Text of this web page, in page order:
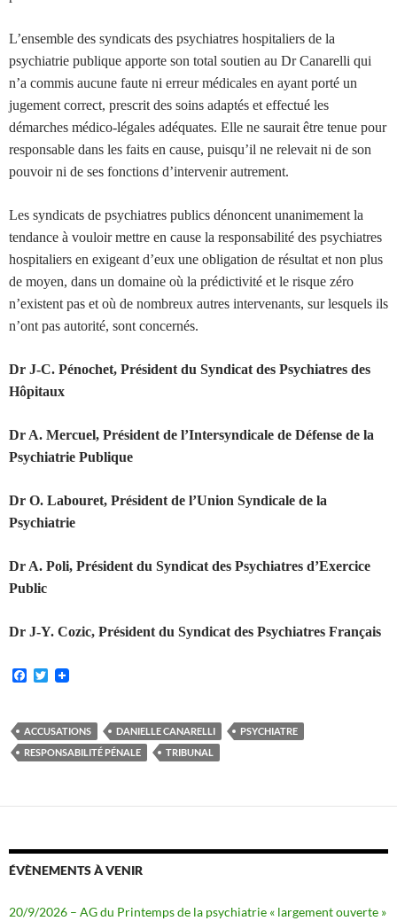
L’ensemble des syndicats des psychiatres hospitaliers de la
psychiatrie publique apporte son total soutien au Dr Canarelli qui
n’a commis aucune faute ni erreur médicales en ayant porté un
jugement correct, prescrit des soins adaptés et effectué les
démarches médico-légales adéquates. Elle ne saurait être tenue pour
responsable dans les faits en cause, puisqu’il ne relevait ni de son
pouvoir ni de ses fonctions d’intervenir autrement.
Les syndicats de psychiatres publics dénoncent unanimement la
tendance à vouloir mettre en cause la responsabilité des psychiatres
hospitaliers en exigeant d’eux une obligation de résultat et non plus
de moyen, dans un domaine où la prédictivité et le risque zéro
n’existent pas et où de nombreux autres intervenants, sur lesquels ils
n’ont pas autorité, sont concernés.
Dr J-C. Pénochet, Président du Syndicat des Psychiatres des
Hôpitaux
Dr A. Mercuel, Président de l’Intersyndicale de Défense de la
Psychiatrie Publique
Dr O. Labouret, Président de l’Union Syndicale de la
Psychiatrie
Dr A. Poli, Président du Syndicat des Psychiatres d’Exercice
Public
Dr J-Y. Cozic, Président du Syndicat des Psychiatres Français
F
b
o
o
T
t
e
r
ACCUSATIONS DANIELLE CANARELLI
PSYCHIATRE
RESPONSABILITÉ PÉNALE
TRIBUNAL
ÉVÈNEMENTS À VENIR
20/9/2026 – AG du Printemps de la psychiatrie « largement ouverte »